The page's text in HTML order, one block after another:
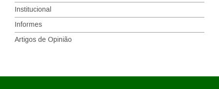
Institucional
Informes
Artigos de Opinião